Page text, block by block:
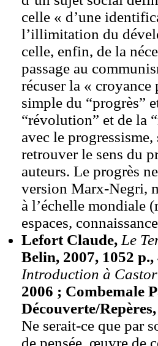
celle « d’une
l’illimitation du
celle, enfin, de la
passage au
récuser la «
simple du “progrès”
“révolution” et de la
avec le
retrouver le sens du
auteurs. Le progrès
version Marx-Negri,
à l’échelle mondiale
espaces,
Lefort Claude, Le
Belin, 2007, 1052
Introduction à
2006 ; Combemale
Découverte/
Ne serait-ce que par
de pensée, œuvre de